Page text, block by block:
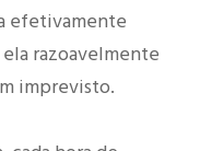
efetivamente
razoavelmente
imprevisto.